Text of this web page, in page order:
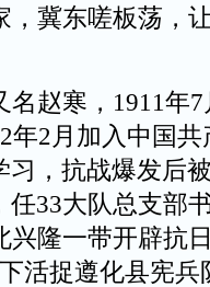
冀东嗟板荡，
赵寒，1911年7
年2月加入中国共
习，抗战爆发后
任33大队总支部
隆一带开辟抗
活捉遵化县宪兵